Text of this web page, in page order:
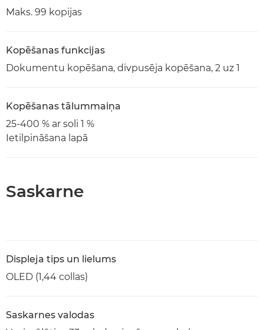
Maks. 99 kopijas
Kopēšanas funkcijas
Dokumentu kopēšana, divpusēja kopēšana, 2 uz 1
Kopēšanas tālummaiņa
25-400 % ar soli 1 %
Ietilpināšana lapā
Saskarne
Displeja tips un lielums
OLED (1,44 collas)
Saskarnes valodas